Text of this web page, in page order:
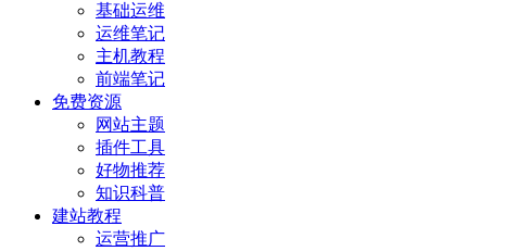
基础运维
运维笔记
主机教程
前端笔记
免费资源
网站主题
插件工具
好物推荐
知识科普
建站教程
运营推广